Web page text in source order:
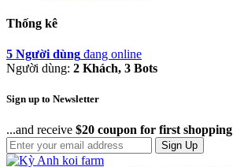
Thống kê
5 Người dùng đang online
Người dùng: 2 Khách, 3 Bots
Sign up to Newsletter
...and receive $20 coupon for first shopping
Sign Up